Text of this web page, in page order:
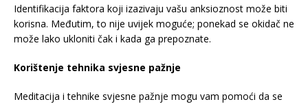
Identifikacija faktora koji izazivaju vašu anksioznost može biti
korisna. Međutim, to nije uvijek moguće; ponekad se okidač ne
može lako ukloniti čak i kada ga prepoznate.
Korištenje tehnika svjesne pažnje
Meditacija i tehnike svjesne pažnje mogu vam pomoći da se